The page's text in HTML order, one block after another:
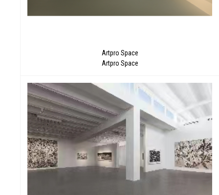
Artpro Space
Artpro Space